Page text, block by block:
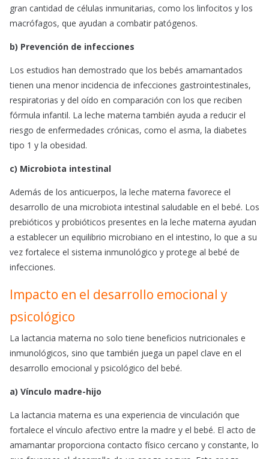
gran cantidad de células inmunitarias, como los linfocitos y los
macrófagos, que ayudan a combatir patógenos.
b) Prevención de infecciones
Los estudios han demostrado que los bebés amamantados
tienen una menor incidencia de infecciones gastrointestinales,
respiratorias y del oído en comparación con los que reciben
fórmula infantil. La leche materna también ayuda a reducir el
riesgo de enfermedades crónicas, como el asma, la diabetes
tipo 1 y la obesidad.
c) Microbiota intestinal
Además de los anticuerpos, la leche materna favorece el
desarrollo de una microbiota intestinal saludable en el bebé. Los
prebióticos y probióticos presentes en la leche materna ayudan
a establecer un equilibrio microbiano en el intestino, lo que a su
vez fortalece el sistema inmunológico y protege al bebé de
infecciones.
Impacto en el desarrollo emocional y
psicológico
La lactancia materna no solo tiene beneficios nutricionales e
inmunológicos, sino que también juega un papel clave en el
desarrollo emocional y psicológico del bebé.
a) Vínculo madre-hijo
La lactancia materna es una experiencia de vinculación que
fortalece el vínculo afectivo entre la madre y el bebé. El acto de
amamantar proporciona contacto físico cercano y constante, lo